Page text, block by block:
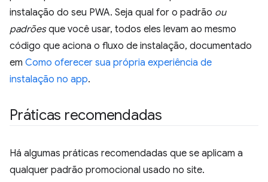
instalação do seu PWA. Seja qual for o padrão ou
padrõesque você usar, todos eles levam ao mesmo
código que aciona o fluxo de instalação, documentado
em Como oferecer sua própria experiência de
instalação no app.
Práticas recomendadas
Há algumas práticas recomendadas que se aplicam a
qualquer padrão promocional usado no site.